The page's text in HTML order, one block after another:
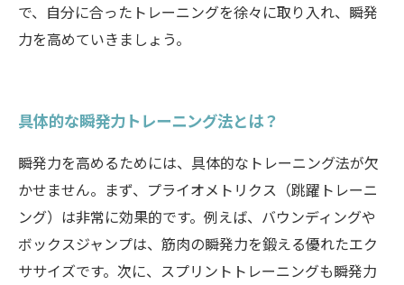
で、自分に合ったトレーニングを徐々に取り入れ、瞬発
力を高めていきましょう。
具体的な瞬発力トレーニング法とは？
瞬発力を高めるためには、具体的なトレーニング法が欠
かせません。まず、プライオメトリクス（跳躍トレーニ
ング）は非常に効果的です。例えば、バウンディングや
ボックスジャンプは、筋肉の瞬発力を鍛える優れたエク
ササイズです。次に、スプリントトレーニングも瞬発力